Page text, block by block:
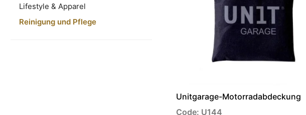
Lifestyle & Apparel
Reinigung und Pflege
Unitgarage-Motorradabdeckung
Code: U144